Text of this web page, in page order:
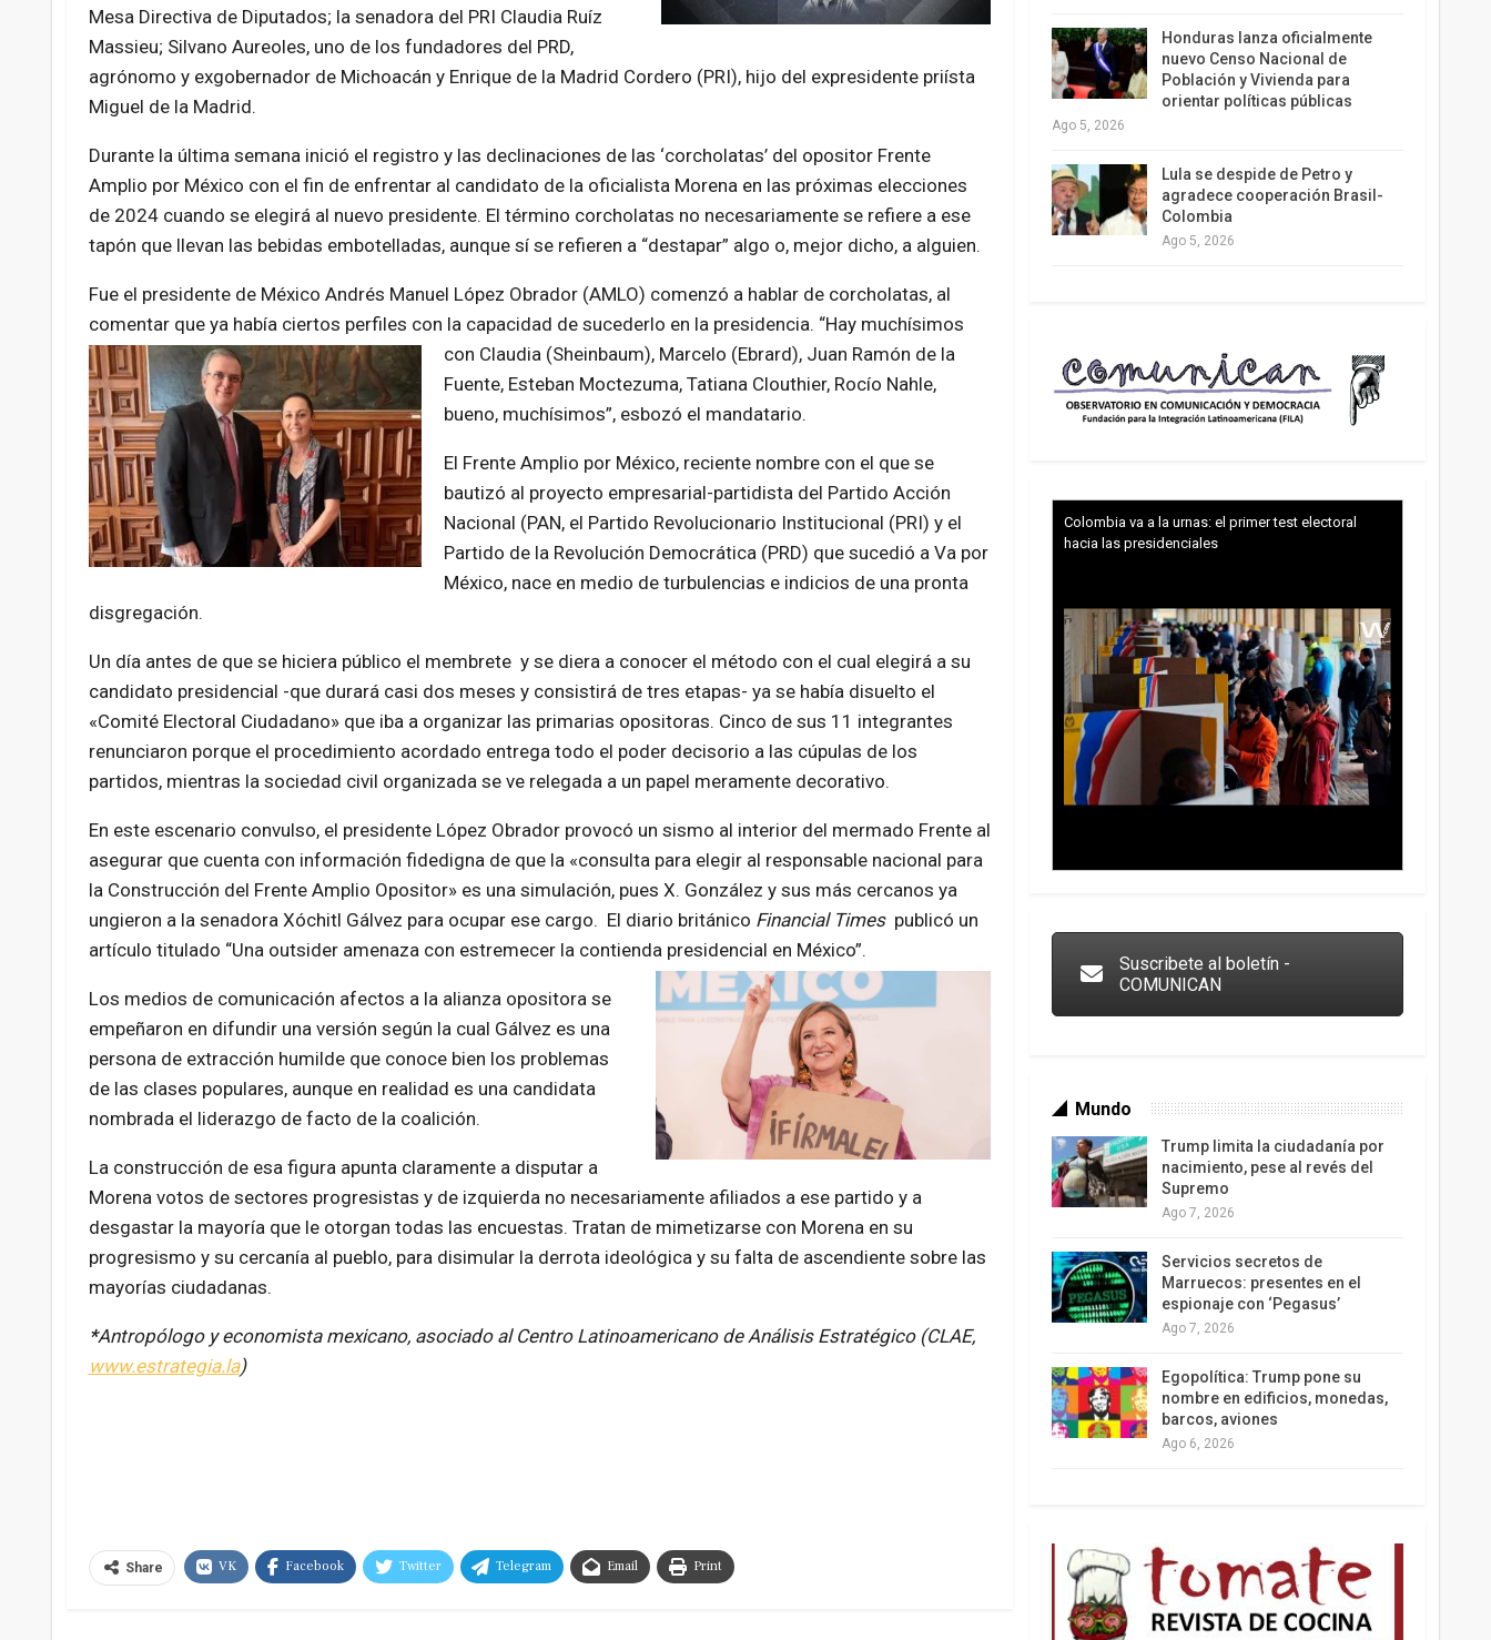
Mesa Directiva de Diputados; la senadora del PRI Claudia Ruíz
Massieu; Silvano Aureoles, uno de los fundadores del PRD,
agrónomo y exgobernador de Michoacán y Enrique de la Madrid Cordero (PRI), hijo del expresidente priísta
Miguel de la Madrid.
Durante la última semana inició el registro y las declinaciones de las ‘corcholatas’ del opositor Frente
Amplio por México con el fin de enfrentar al candidato de la oficialista Morena en las próximas elecciones
de 2024 cuando se elegirá al nuevo presidente. El término corcholatas no necesariamente se refiere a ese
tapón que llevan las bebidas embotelladas, aunque sí se refieren a “destapar” algo o, mejor dicho, a alguien.
Fue el presidente de México Andrés Manuel López Obrador (AMLO) comenzó a hablar de corcholatas, al
comentar que ya había ciertos perfiles con la capacidad de sucederlo en la presidencia. “Hay muchísimos
con Claudia (Sheinbaum), Marcelo (Ebrard), Juan Ramón de la
Fuente, Esteban Moctezuma, Tatiana Clouthier, Rocío Nahle,
bueno, muchísimos”, esbozó el mandatario.
El Frente Amplio por México, reciente nombre con el que se
bautizó al proyecto empresarial-partidista del Partido Acción
Nacional (PAN, el Partido Revolucionario Institucional (PRI) y el
Partido de la Revolución Democrática (PRD) que sucedió a Va por
México, nace en medio de turbulencias e indicios de una pronta
disgregación.
Un día antes de que se hiciera público el membrete y se diera a conocer el método con el cual elegirá a su
candidato presidencial -que durará casi dos meses y consistirá de tres etapas- ya se había disuelto el
«Comité Electoral Ciudadano» que iba a organizar las primarias opositoras. Cinco de sus 11 integrantes
renunciaron porque el procedimiento acordado entrega todo el poder decisorio a las cúpulas de los
partidos, mientras la sociedad civil organizada se ve relegada a un papel meramente decorativo.
En este escenario convulso, el presidente López Obrador provocó un sismo al interior del mermado Frente al
asegurar que cuenta con información fidedigna de que la «consulta para elegir al responsable nacional para
la Construcción del Frente Amplio Opositor» es una simulación, pues X. González y sus más cercanos ya
ungieron a la senadora Xóchitl Gálvez para ocupar ese cargo. El diario británico Financial Timespublicó un
artículo titulado “Una outsider amenaza con estremecer la contienda presidencial en México”.
Los medios de comunicación afectos a la alianza opositora se
empeñaron en difundir una versión según la cual Gálvez es una
persona de extracción humilde que conoce bien los problemas
de las clases populares, aunque en realidad es una candidata
nombrada el liderazgo de facto de la coalición.
La construcción de esa figura apunta claramente a disputar a
Morena votos de sectores progresistas y de izquierda no necesariamente afiliados a ese partido y a
desgastar la mayoría que le otorgan todas las encuestas. Tratan de mimetizarse con Morena en su
progresismo y su cercanía al pueblo, para disimular la derrota ideológica y su falta de ascendiente sobre las
mayorías ciudadanas.
*Antropólogo y economista mexicano, asociado al Centro Latinoamericano de Análisis Estratégico (CLAE,
www.estrategia.la)
Share VK Facebook Twitter Telegram Email Print
Honduras lanza oficialmente
nuevo Censo Nacional de
Población y Vivienda para
orientar políticas públicas
Ago 5, 2026
Lula se despide de Petro y
agradece cooperación Brasil-
Colombia
Ago 5, 2026
Colombia va a la urnas: el primer test electoral
hacia las presidenciales
Suscribete al boletín -
COMUNICAN
Mundo
Trump limita la ciudadanía por
nacimiento, pese al revés del
Supremo
Ago 7, 2026
Servicios secretos de
Marruecos: presentes en el
espionaje con ‘Pegasus’
Ago 7, 2026
Egopolítica: Trump pone su
nombre en edificios, monedas,
barcos, aviones
Ago 6, 2026